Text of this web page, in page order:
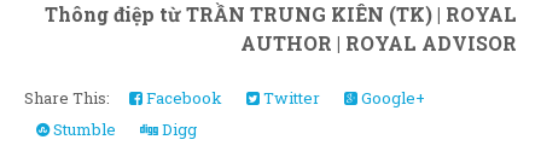
Thông điệp từ TRẦN TRUNG KIÊN (TK) | ROYAL
AUTHOR | ROYAL ADVISOR
Share This: Facebook Twitter
Google+
Stumble
Digg